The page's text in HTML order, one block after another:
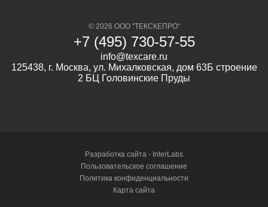
© 2026 ООО "ТЕКСКЕПРО"
+7 (495) 730-57-55
info@texcare.ru
125438, г. Москва, ул. Михалковская, дом 63Б строение
2 БЦ Головинские Пруды
Разработка сайта - InterLabs
Пользовательское соглашение
Политика конфиденциальности
Карта сайта